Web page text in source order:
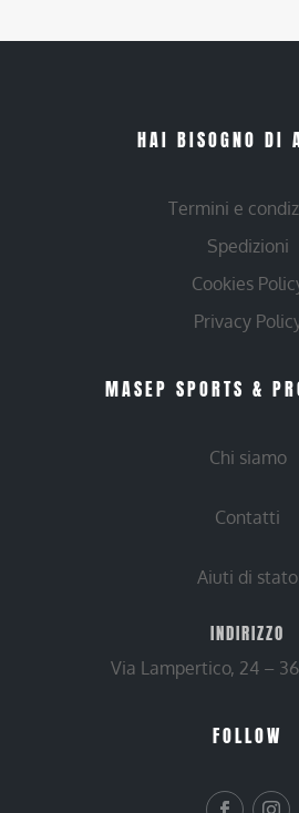
HAI BISOGNO DI
Termini e
Spedizioni
Cookies
Privacy
MASEP SPORTS &
Chi siamo
Contatti
Aiuti di stato
INDIRIZZO
Via Lampertico, 24 –
FOLLOW